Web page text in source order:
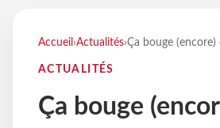
Accueil ›Actualités›Ça bouge (encore)
ACTUALITÉS
Ça bouge